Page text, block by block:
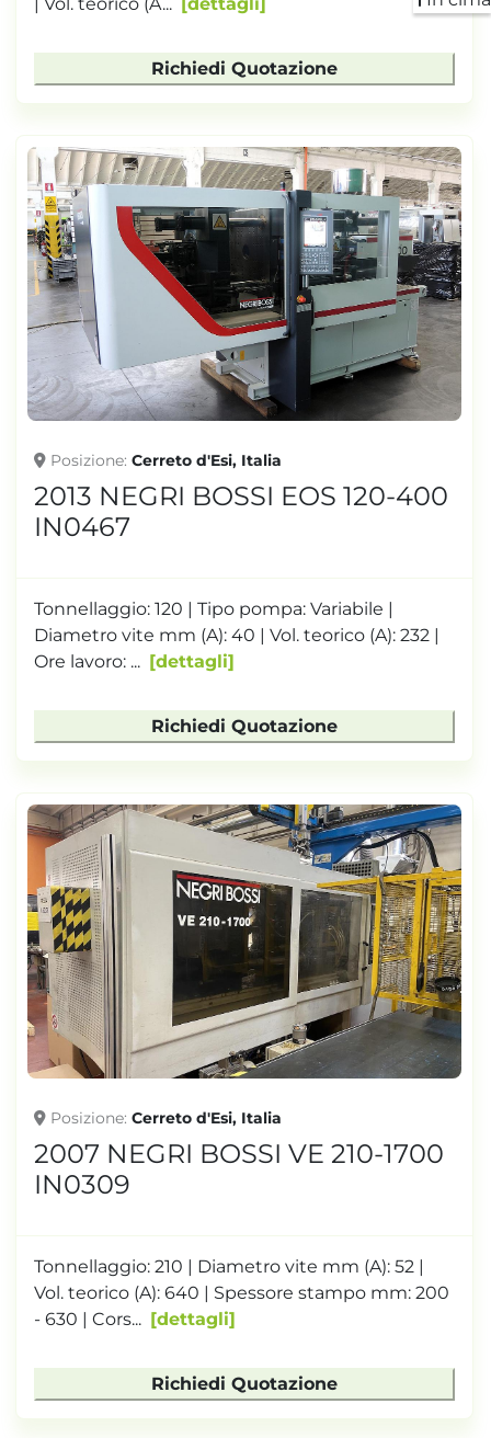
| Vol. teorico (A... dettagli
Richiedi Quotazione
Posizione Cerreto d'Esi, Italia
2013 NEGRI BOSSI EOS 120-400
IN0467
Tonnellaggio: 120 | Tipo pompa: Variabile |
Diametro vite mm (A): 40 | Vol. teorico (A): 232 |
Ore lavoro: ...
dettagli
Richiedi Quotazione
Posizione Cerreto d'Esi, Italia
2007 NEGRI BOSSI VE 210-1700
IN0309
Tonnellaggio: 210 | Diametro vite mm (A): 52 |
Vol. teorico (A): 640 | Spessore stampo mm: 200
- 630 | Cors...
dettagli
Richiedi Quotazione